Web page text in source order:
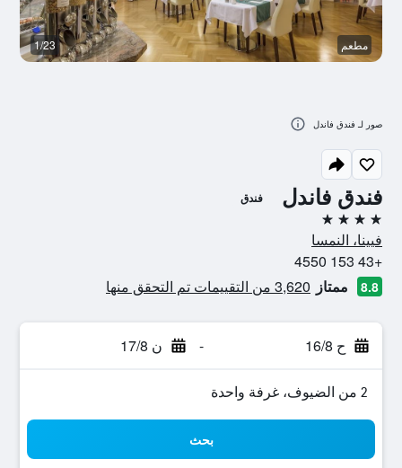
فندق فاندل فندق
4 نجوم
فيينا، النمسا
+43 153 4550
8.8 ممتاز 3,620 من التقييمات تم التحقق منها
ح 16/8 - ن 17/8
2 من الضيوف، غرفة واحدة
بحث
مطعم 1/23
صور لـ فندق فاندل